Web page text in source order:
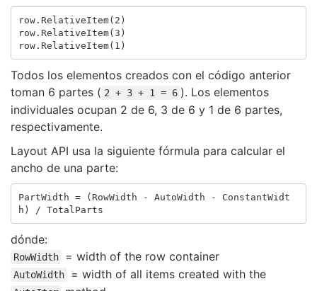
row. RelativeItem( 2 )
row. RelativeItem( 3 )
row. RelativeItem( 1 )
Todos los elementos creados con el código anterior
toman 6 partes ( 2 + 3 + 1 = 6 ). Los elementos
individuales ocupan 2 de 6, 3 de 6 y 1 de 6 partes,
respectivamente.
Layout API usa la siguiente fórmula para calcular el
ancho de una parte:
PartWidth = ( RowWidth - AutoWidth -
ConstantWidt
h ) / TotalParts
dónde:
RowWidth = width of the row container
AutoWidth = width of all items created with the